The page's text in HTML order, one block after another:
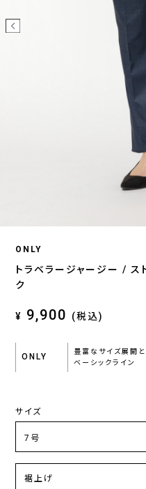
ONLY
トラベラージャージー / ス
ク
¥ 9,900 (税込)
ONLY
豊富なサイズ展開
ベーシックライン
サイズ
裾上げ